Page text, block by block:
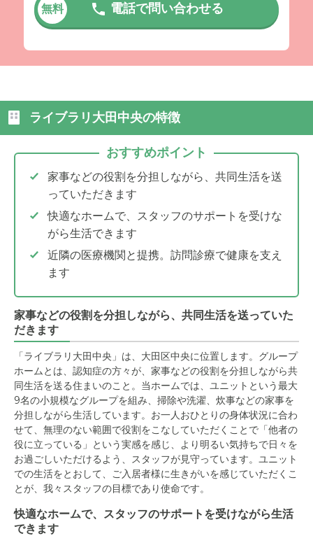
無料 電話で問い合わせる
ライブラリ大田中央の特徴
おすすめポイント
家事などの役割を分担しながら、共同生活を送
っていただきます
快適なホームで、スタッフのサポートを受けな
がら生活できます
近隣の医療機関と提携。訪問診療で健康を支え
ます
家事などの役割を分担しながら、共同生活を送っていた
だきます
「ライブラリ大田中央」は、大田区中央に位置します。グループ
ホームとは、認知症の方々が、家事などの役割を分担しながら共
同生活を送る住まいのこと。当ホームでは、ユニットという最大
9名の小規模なグループを組み、掃除や洗濯、炊事などの家事を
分担しながら生活しています。お一人おひとりの身体状況に合わ
せて、無理のない範囲で役割をこなしていただくことで「他者の
役に立っている」という実感を感じ、より明るい気持ちで日々を
お過ごしいただけるよう、スタッフが見守っています。ユニット
での生活をとおして、ご入居者様に生きがいを感じていただくこ
とが、我々スタッフの目標であり使命です。
快適なホームで、スタッフのサポートを受けながら生活
できます